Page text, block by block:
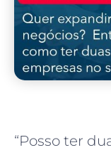
“Posso ter